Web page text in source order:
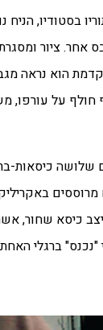
בסטודיו, הניח
הוא נראה
חולף על עורפו,
שלושה כיסאות-
מרוססים
כיסא שחור,
"נכנס" ברגלי